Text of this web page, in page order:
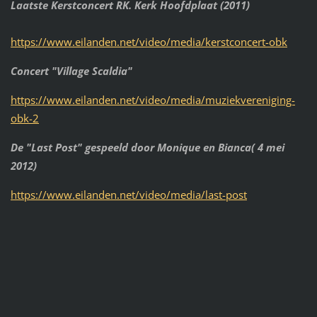
Laatste Kerstconcert RK. Kerk Hoofdplaat (2011)
https://www.eilanden.net/video/media/kerstconcert-obk
Concert "Village Scaldia"
https://www.eilanden.net/video/media/muziekvereniging-
obk-2
De "Last Post" gespeeld door Monique en Bianca( 4 mei
2012)
https://www.eilanden.net/video/media/last-post